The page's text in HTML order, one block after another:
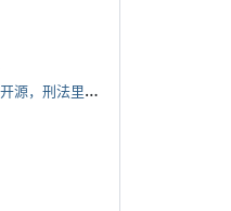
*
有啥搞钱的路子吗，开源节流都行，主要是开源，刑法里的咱不做